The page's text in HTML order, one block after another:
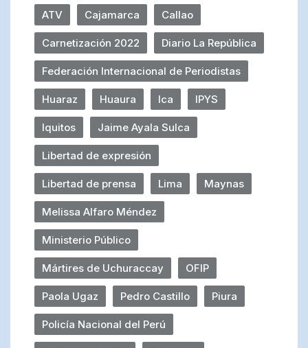
ATV Cajamarca Callao
Carnetización 2022 Diario La República
Federación Internacional de Periodistas
Huaraz Huaura Ica IPYS
Iquitos Jaime Ayala Sulca
Libertad de expresión
Libertad de prensa Lima Maynas
Melissa Alfaro Méndez
Ministerio Público
Mártires de Uchuraccay OFIP
Paola Ugaz Pedro Castillo Piura
Policía Nacional del Perú